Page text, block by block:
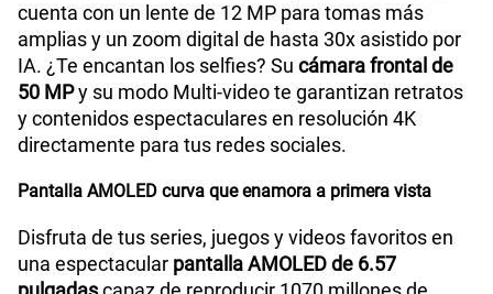
cuenta con un lente de 12 MP para tomas más
amplias y un zoom digital de hasta 30x asistido por
IA. ¿Te encantan los selfies? Su cámara frontal de
50 MPy su modo Multi-video te garantizan retratos
y contenidos espectaculares en resolución 4K
directamente para tus redes sociales.
Pantalla AMOLED curva que enamora a primera vista
Disfruta de tus series, juegos y videos favoritos en
una espectacular pantalla AMOLED de 6.57